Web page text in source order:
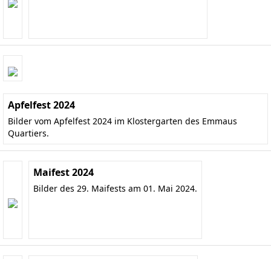
Apfelfest 2024
Bilder vom Apfelfest 2024 im Klostergarten des Emmaus
Quartiers.
Maifest 2024
Bilder des 29. Maifests am 01. Mai 2024.